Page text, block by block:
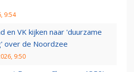
9:54
en VK kijken naar 'duurzame
over de Noordzee
9:50